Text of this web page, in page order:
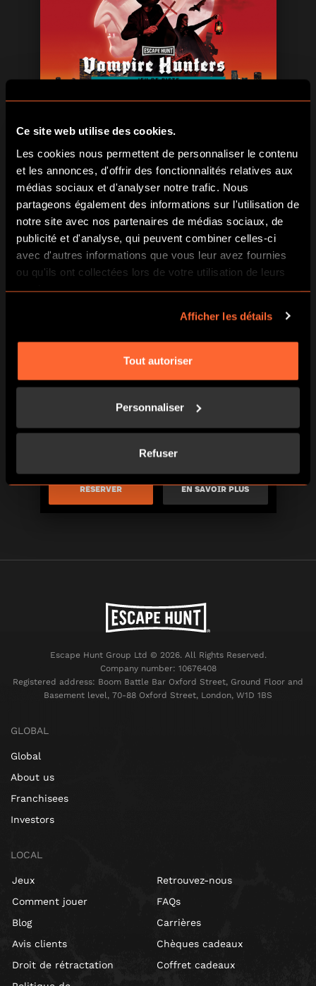
Ce site web utilise des cookies.
Les cookies nous permettent de personnaliser le contenu
et les annonces, d'offrir des fonctionnalités relatives aux
médias sociaux et d'analyser notre trafic. Nous
partageons également des informations sur l'utilisation de
notre site avec nos partenaires de médias sociaux, de
publicité et d'analyse, qui peuvent combiner celles-ci
avec d'autres informations que vous leur avez fournies
ou qu'ils ont collectées lors de votre utilisation de leurs
services.
Afficher les détails
Tout autoriser
Personnaliser
Refuser
RÉSERVER EN SAVOIR PLUS
Escape Hunt Group Ltd © 2026. All Rights Reserved.
Company number: 10676408
Registered address: Boom Battle Bar Oxford Street, Ground Floor and
Basement level, 70-88 Oxford Street, London, W1D 1BS
GLOBAL
Global
About us
Franchisees
Investors
LOCAL
Jeux
Comment jouer
Blog
Avis clients
Droit de rétractation
Retrouvez-nous
FAQs
Carrières
Chèques cadeaux
Coffret cadeaux